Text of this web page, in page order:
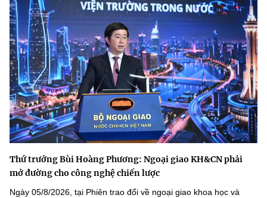
Thứ trưởng Bùi Hoàng Phương: Ngoại giao KH&CN phải
mở đường cho công nghệ chiến lược
Ngày 05/8/2026, tại Phiên trao đổi về ngoại giao khoa học và